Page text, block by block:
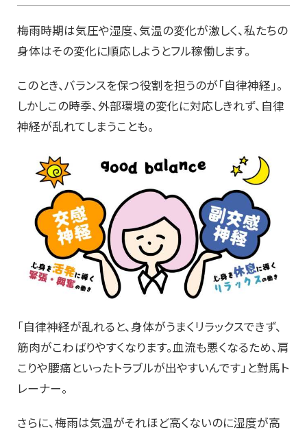
梅雨時期は気圧や湿度、気温の変化が激しく、私たちの
身体はその変化に順応しようとフル稼働します。
このとき、バランスを保つ役割を担うのが「自律神経」。
しかしこの時季、外部環境の変化に対応しきれず、自律
神経が乱れてしまうことも。
「自律神経が乱れると、身体がうまくリラックスできず、
筋肉がこわばりやすくなります。血流も悪くなるため、肩
こりや腰痛といったトラブルが出やすいんです」と對馬ト
レーナー。
さらに、梅雨は気温がそれほど高くないのに湿度が高